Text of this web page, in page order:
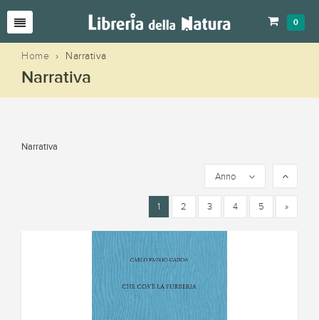
0
Home › Narrativa
Narrativa
Narrativa
Anno
1 2 3 4 5 »